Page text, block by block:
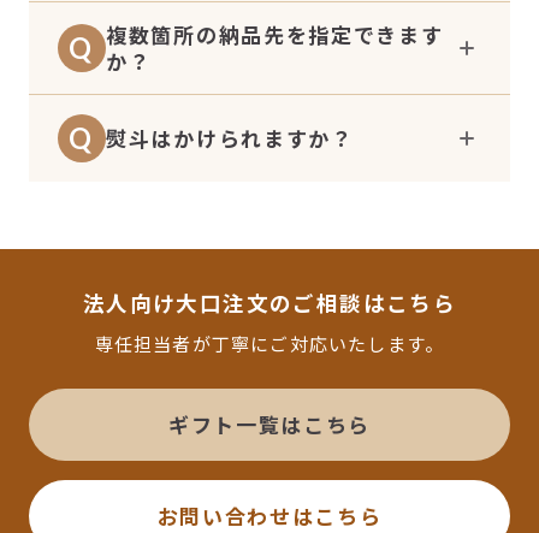
配送先へお届けの場合につきましては、一度
ご相談ください。
こちらをご確認ください。
Q 複数箇所の納品先を指定できます
か？
対応可能でございます。専用のExcelフォー
マットをお渡ししますので、必要な配送先情
Q 熨斗はかけられますか？
のし」でご対応させていただきます。ご用途
す。名入れをご希望の場合は一度ご相談くだ
さい。
法人向け大口注文のご相談はこちら
専任担当者が丁寧にご対応いたします。
ギフト一覧はこちら
お問い合わせはこちら